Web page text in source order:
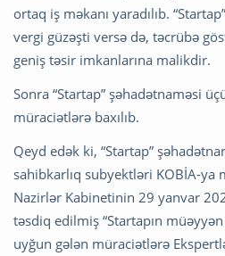
ortaq iş məkanı yaradılıb.
vergi güzəşti versə də, təcrübə
geniş təsir imkanlarına malikdir.
Sonra “Startap” şəhadətnaməsi
müraciətlərə baxılıb.
Qeyd edək ki, “Startap”
sahibkarlıq subyektləri KOBİA-ya
Nazirlər Kabinetinin 29 yanvar
təsdiq edilmiş “Startapın
uyğun gələn müraciətlərə